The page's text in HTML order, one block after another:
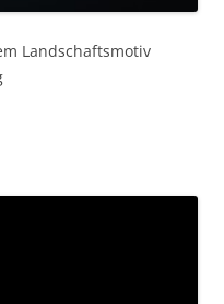
Landschaftsmotiv